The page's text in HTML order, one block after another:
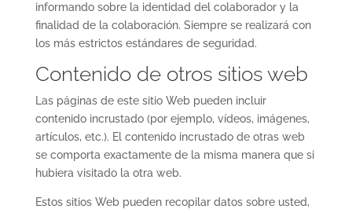
informando sobre la identidad del colaborador y la
finalidad de la colaboración. Siempre se realizará con
los más estrictos estándares de seguridad.
Contenido de otros sitios web
Las páginas de este sitio Web pueden incluir
contenido incrustado (por ejemplo, vídeos, imágenes,
artículos, etc.). El contenido incrustado de otras web
se comporta exactamente de la misma manera que si
hubiera visitado la otra web.
Estos sitios Web pueden recopilar datos sobre usted,